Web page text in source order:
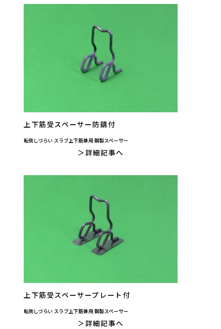
上下筋受スペーサー防錆付
転倒しづらい スラブ上下筋兼用 鋼製スペーサー
詳細記事へ
上下筋受スペーサープレート付
転倒しづらい スラブ上下筋兼用 鋼製スペーサー
詳細記事へ